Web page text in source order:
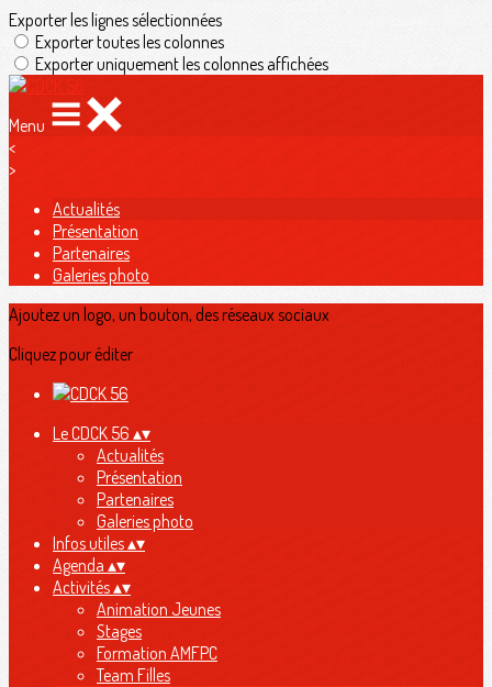
Exporter les lignes sélectionnées
Exporter toutes les colonnes
Exporter uniquement les colonnes affichées
Menu
<
>
Actualités
Présentation
Partenaires
Galeries photo
Ajoutez un logo, un bouton, des réseaux sociaux
Cliquez pour éditer
Le CDCK 56 ▴▾
Actualités
Présentation
Partenaires
Galeries photo
Infos utiles▴▾
Agenda ▴▾
Activités▴▾
Animation Jeunes
Stages
Formation AMFPC
Team Filles